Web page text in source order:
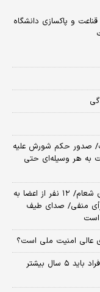
و پاکسازی دانشگاه
صدور حکم شورش علیه
به هر وسیله‌ای حتی
اظهارات جدید معاون پزشکیان درباره تصمیم‌گیری شعام/ ۱۲ نفر از اعضا به
رأی منفی/ صدای طیف
است
‌عالی امنیت ملی است؟
جزئیات صدور احکام بازنشستگی اعلام شد/ این افراد باید ۵ سال بیشتر